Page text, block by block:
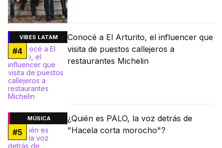
VIBES LATAM
#4
Conocé a El Arturito, el influencer que
visita de puestos callejeros a
restaurantes Michelin
MÚSICA
#5
¿Quién es PALO, la voz detrás de
"Hacela corta morocho"?